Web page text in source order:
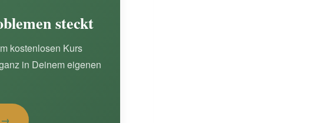
steckt
kostenlosen Kurs
in Deinem eigenen
→